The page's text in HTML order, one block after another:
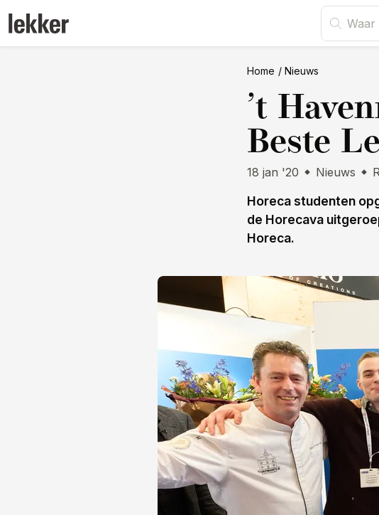
Home Nieuws
’t
Beste
18 jan '20 Nieuws
Horeca studenten
de Horecava
Horeca.